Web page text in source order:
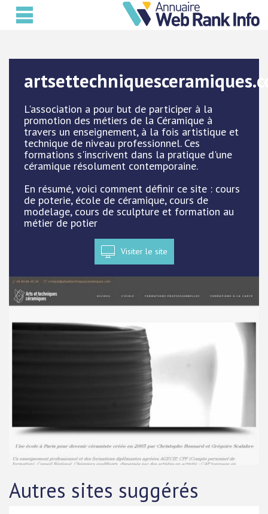
L'association a pour but de participer à la
promotion des métiers de la Céramique à
travers un enseignement, à la fois artistique et
technique de niveau professionnel. Ces
formations s'inscrivent dans la pratique d'une
céramique résolument contemporaine.
En résumé, voici comment définir ce site : cours
de poterie, école de céramique, cours de
modelage, cours de sculpture et formation au
métier de potier
Visiter le site
Autres sites suggérés